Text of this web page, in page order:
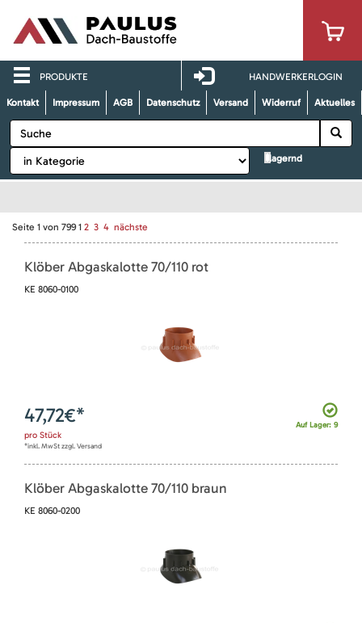
PRODUKTE HANDWERKERLOGIN
Kontakt Impressum AGB Datenschutz Versand Widerruf Aktuelles
lagernd
Seite 1 von 799 1 2 3 4 nächste
Klöber Abgaskalotte 70/110 rot
KE 8060-0100
Auf Lager: 9
47,72€*
pro Stück
*inkl. MwSt zzgl. Versand
Klöber Abgaskalotte 70/110 braun
KE 8060-0200